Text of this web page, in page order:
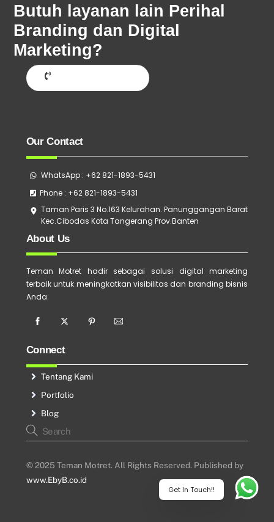
Get In Touch!!
Butuh layanan lain Perihal
Branding dan Digital
Marketing?
Our Contact
WhatsApp : +62 821-1893-5431
Phone : +62 821-1893-5431
Taman Paris 3 No.163 Kelurahan. Panunggangan Barat
Kec.Cibodas Kota Tangerang Prov.Banten
About Us
Teman Motret hadir sebagai solusi digital marketing
terbaik untuk meningkatkan visibilitas dan branding bisnis
Anda.
Connect
Tentang Kami
Portfolio
Blog
© 2025 Teman Motret. All Rights Reserved. Published by
www.EbyB.co.id